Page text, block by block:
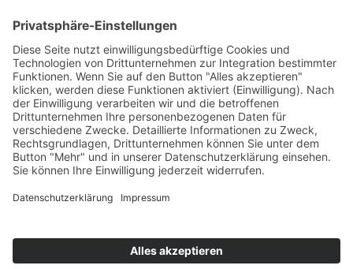
Geschäftsmodelle
›Vorstandswechsel Westenergie: Böddeling übernimmt
befristet
›Wasserstoff-Hochlauf: Dialog, Infrastruktur und
konkrete Schritte
›Solaranlage Regenbogenfarben: FC St. Pauli und
LichtBlick installieren erste weltweite Anlage
Jetzt an der STUDIE360 teilnehmen
Wir möchten Transparenz mit einheitlichen Kriterien
kostenlose Teilnahme wichtig. Die Ergebnisse werden
umgehend nach Teilnahme und Auswertung auf